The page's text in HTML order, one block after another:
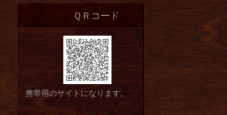
ＱＲコード
携帯用のサイトになります。